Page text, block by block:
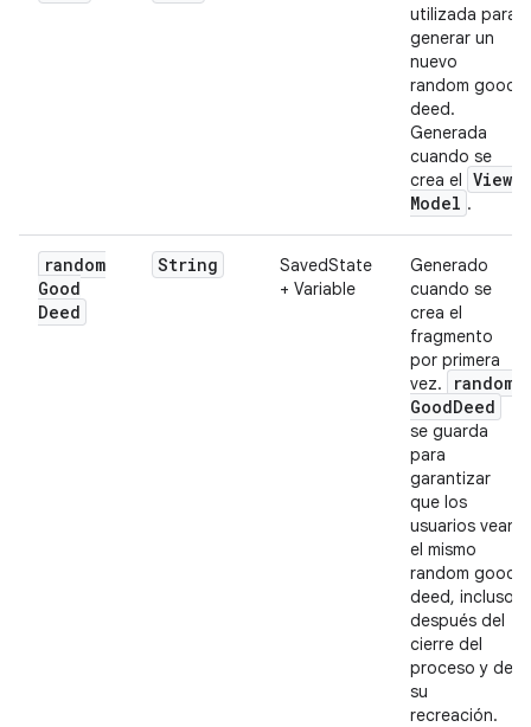
utilizada para
generar un
nuevo
random good
deed.
Generada
cuando se
crea el View
Model .
random
Good
Deed
String
SavedState
+ Variable
Generado
cuando se
crea el
fragmento
por primera
vez.
random
GoodDeed
se guarda
para
garantizar
que los
usuarios vean
el mismo
random good
deed, incluso
después del
cierre del
proceso y de
su
recreación.